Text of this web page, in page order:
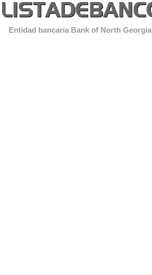
Entidad bancaria Bank of North Georgia